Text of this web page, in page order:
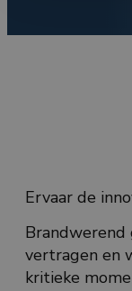
Ervaar de
Brandwerend
vertragen en
kritieke